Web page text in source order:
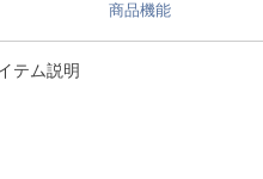
商品機能
テム説明